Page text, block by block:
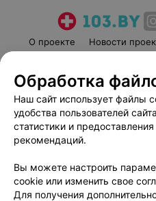
О проекте Новости
Пользовательское
Вакансии
Написать
Обработка
Обработка
Наш сайт использует файлы
удобства пользователей
статистики и
рекомендаций.
Вы можете настроить
cookie или изменить свое
Для получения